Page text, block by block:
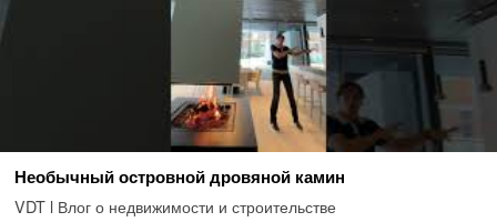
Необычный островной дровяной камин
VDT l Влог о недвижимости и строительстве